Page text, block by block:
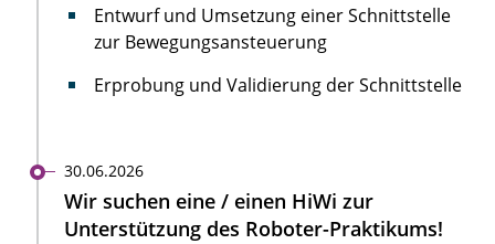
Entwurf und Umsetzung einer Schnittstelle
zur Bewegungsansteuerung
Erprobung und Validierung der Schnittstelle
30.06.2026
Wir suchen eine / einen HiWi zur
Unterstützung des Roboter-Praktikums!